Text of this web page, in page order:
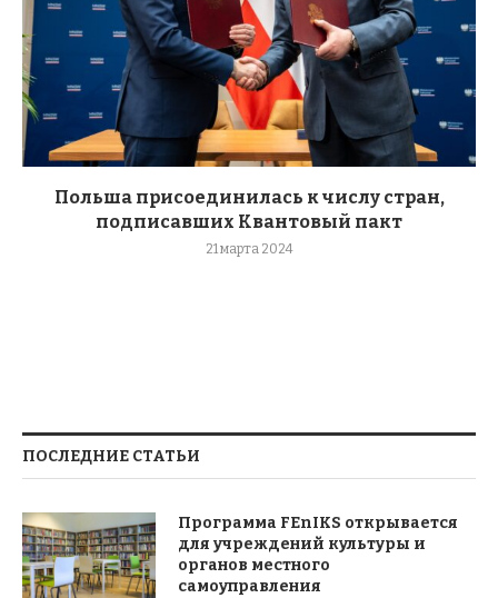
Польша присоединилась к числу стран,
подписавших Квантовый пакт
21 марта 2024
ПОСЛЕДНИЕ СТАТЬИ
Программа FEnIKS открывается
для учреждений культуры и
органов местного
самоуправления